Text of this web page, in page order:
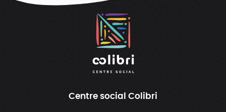
Centre social Colibri